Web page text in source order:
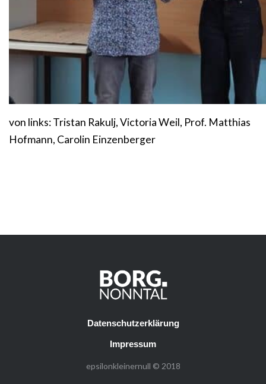
von links: Tristan Rakulj, Victoria Weil, Prof. Matthias
Hofmann, Carolin Einzenberger
Datenschutzerklärung
Impressum
epsilonkleinernull © 2018